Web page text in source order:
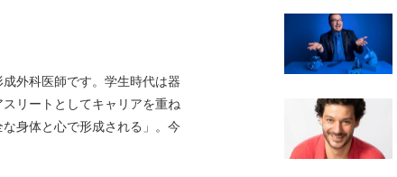
外科医師です。学生時代は器
リートとしてキャリアを重ね
身体と心で形成される」。今